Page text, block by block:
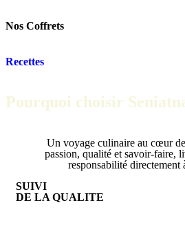
Nos Coffrets
Recettes
Pourquoi choisir
Un voyage culinaire au cœur
passion, qualité et savoir-faire,
responsabilité directement
SUIVI
DE LA QUALITE